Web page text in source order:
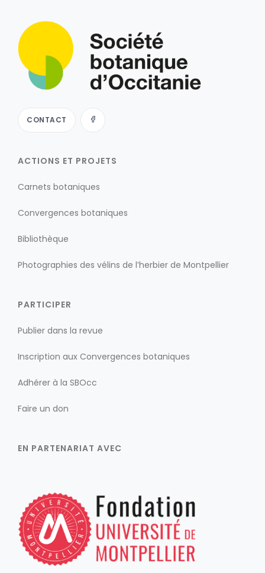
CONTACT
ACTIONS ET PROJETS
Carnets botaniques
Convergences botaniques
Bibliothèque
Photographies des vélins de l’herbier de Montpellier
PARTICIPER
Publier dans la revue
Inscription aux Convergences botaniques
Adhérer à la SBOcc
Faire un don
EN PARTENARIAT AVEC